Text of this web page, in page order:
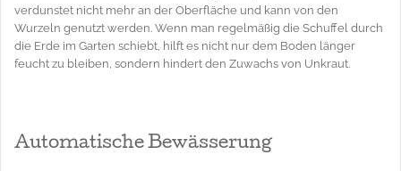
verdunstet nicht mehr an der Oberfläche und kann von den
Wurzeln genutzt werden. Wenn man regelmäßig die Schuffel durch
die Erde im Garten schiebt, hilft es nicht nur dem Boden länger
feucht zu bleiben, sondern hindert den Zuwachs von Unkraut.
Automatische Bewässerung